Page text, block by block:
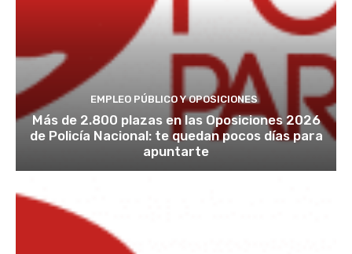
EMPLEO PÚBLICO Y OPOSICIONES
Más de 2.800 plazas en las Oposiciones 2026
de Policía Nacional: te quedan pocos días para
apuntarte